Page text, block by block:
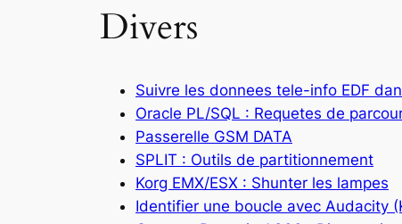
Divers
Suivre les donnees tele-info EDF
Oracle PL/SQL : Requetes de
Passerelle GSM DATA
SPLIT : Outils de partitionnement
Korg EMX/ESX : Shunter les lampes
Identifier une boucle avec Audacity